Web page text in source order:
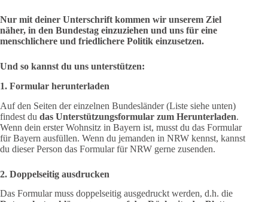
Nur mit deiner Unterschrift kommen wir unserem Ziel
näher, in den Bundestag einzuziehen und uns für eine
menschlichere und friedlichere Politik einzusetzen.
Und so kannst du uns unterstützen:
1. Formular herunterladen
Auf den Seiten der einzelnen Bundesländer (Liste siehe unten)
findest du das Unterstützungsformular zum Herunterladen.
Wenn dein erster Wohnsitz in Bayern ist, musst du das Formular
für Bayern ausfüllen. Wenn du jemanden in NRW kennst, kannst
du dieser Person das Formular für NRW gerne zusenden.
2. Doppelseitig ausdrucken
Das Formular muss doppelseitig ausgedruckt werden, d.h. die